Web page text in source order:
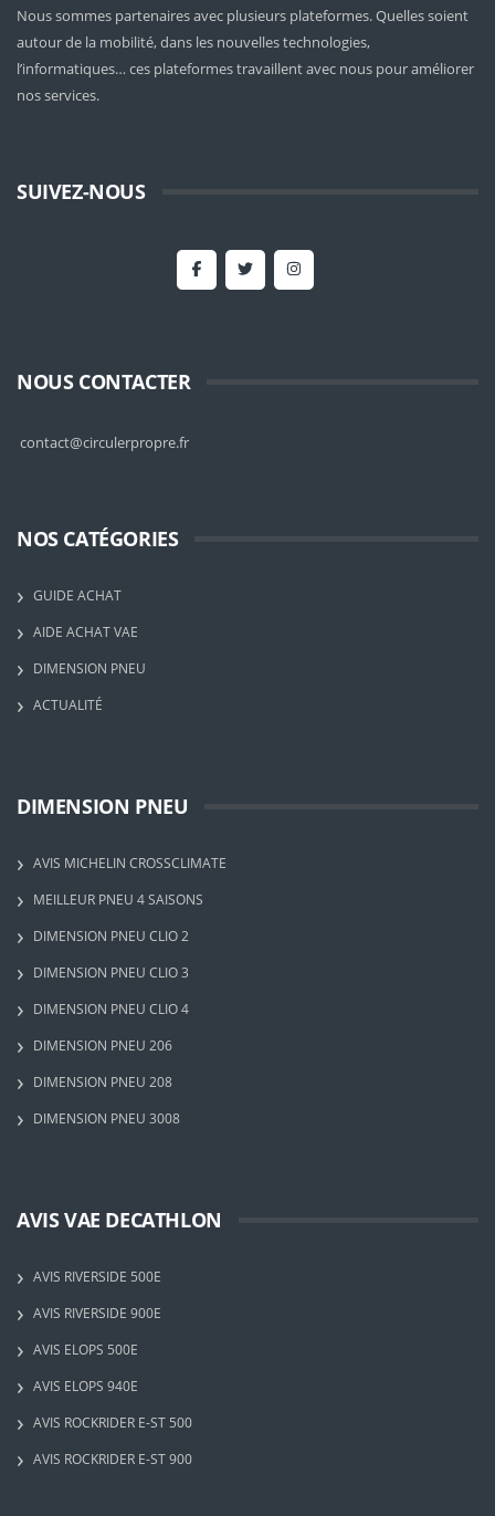
Nous sommes partenaires avec plusieurs plateformes. Quelles soient
autour de la mobilité, dans les nouvelles technologies,
l’informatiques… ces plateformes travaillent avec nous pour améliorer
nos services.
SUIVEZ-NOUS
NOUS CONTACTER
contact@circulerpropre.fr
NOS CATÉGORIES
GUIDE ACHAT
AIDE ACHAT VAE
DIMENSION PNEU
ACTUALITÉ
DIMENSION PNEU
AVIS MICHELIN CROSSCLIMATE
MEILLEUR PNEU 4 SAISONS
DIMENSION PNEU CLIO 2
DIMENSION PNEU CLIO 3
DIMENSION PNEU CLIO 4
DIMENSION PNEU 206
DIMENSION PNEU 208
DIMENSION PNEU 3008
AVIS VAE DECATHLON
AVIS RIVERSIDE 500E
AVIS RIVERSIDE 900E
AVIS ELOPS 500E
AVIS ELOPS 940E
AVIS ROCKRIDER E-ST 500
AVIS ROCKRIDER E-ST 900